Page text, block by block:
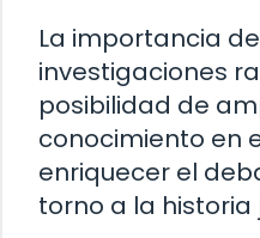
La importancia
investigaciones
posibilidad de
conocimiento en
enriquecer el
torno a la historia